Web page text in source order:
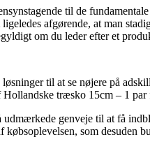
til de
afgørende, at man
om du leder efter et
til at se nøjere på
træsko 15cm – 1
udmærkede genveje til at få
som desuden